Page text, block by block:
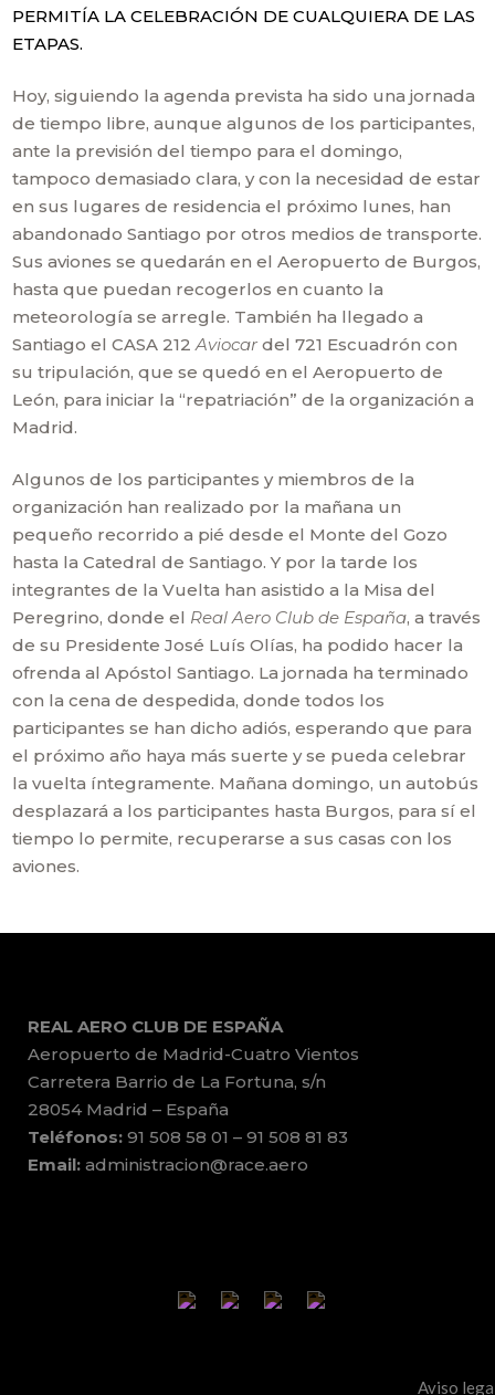
PERMITÍA LA CELEBRACIÓN DE CUALQUIERA DE LAS
ETAPAS.
Hoy, siguiendo la agenda prevista ha sido una jornada
de tiempo libre, aunque algunos de los participantes,
ante la previsión del tiempo para el domingo,
tampoco demasiado clara, y con la necesidad de estar
en sus lugares de residencia el próximo lunes, han
abandonado Santiago por otros medios de transporte.
Sus aviones se quedarán en el Aeropuerto de Burgos,
hasta que puedan recogerlos en cuanto la
meteorología se arregle. También ha llegado a
Santiago el CASA 212Aviocar del 721 Escuadrón con
su tripulación, que se quedó en el Aeropuerto de
León, para iniciar la “repatriación” de la organización a
Madrid.
Algunos de los participantes y miembros de la
organización han realizado por la mañana un
pequeño recorrido a pié desde el Monte del Gozo
hasta la Catedral de Santiago. Y por la tarde los
integrantes de la Vuelta han asistido a la Misa del
Peregrino, donde el Real Aero Club de España, a través
de su Presidente José Luís Olías, ha podido hacer la
ofrenda al Apóstol Santiago. La jornada ha terminado
con la cena de despedida, donde todos los
participantes se han dicho adiós, esperando que para
el próximo año haya más suerte y se pueda celebrar
la vuelta íntegramente. Mañana domingo, un autobús
desplazará a los participantes hasta Burgos, para sí el
tiempo lo permite, recuperarse a sus casas con los
aviones.
REAL AERO CLUB DE ESPAÑA
Aeropuerto de Madrid-Cuatro Vientos
Carretera Barrio de La Fortuna, s/n
28054 Madrid – España
Teléfonos: 91 508 58 01 – 91 508 81 83
Email: administracion@race.aero
Aviso